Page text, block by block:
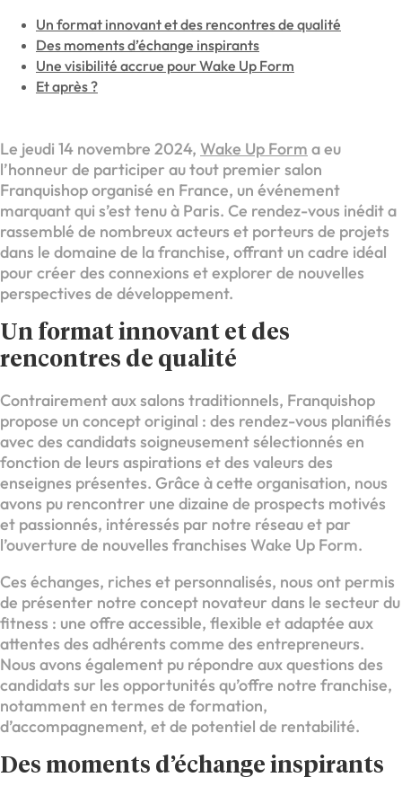
Un format innovant et des rencontres de qualité
Des moments d’échange inspirants
Une visibilité accrue pour Wake Up Form
Et après ?
Le jeudi 14 novembre 2024, Wake Up Form a eu
l’honneur de participer au tout premier salon
Franquishop organisé en France, un événement
marquant qui s’est tenu à Paris. Ce rendez-vous inédit a
rassemblé de nombreux acteurs et porteurs de projets
dans le domaine de la franchise, offrant un cadre idéal
pour créer des connexions et explorer de nouvelles
perspectives de développement.
Un format innovant et des
rencontres de qualité
Contrairement aux salons traditionnels, Franquishop
propose un concept original : des rendez-vous planifiés
avec des candidats soigneusement sélectionnés en
fonction de leurs aspirations et des valeurs des
enseignes présentes. Grâce à cette organisation, nous
avons pu rencontrer une dizaine de prospects motivés
et passionnés, intéressés par notre réseau et par
l’ouverture de nouvelles franchises Wake Up Form.
Ces échanges, riches et personnalisés, nous ont permis
de présenter notre concept novateur dans le secteur du
fitness : une offre accessible, flexible et adaptée aux
attentes des adhérents comme des entrepreneurs.
Nous avons également pu répondre aux questions des
candidats sur les opportunités qu’offre notre franchise,
notamment en termes de formation,
d’accompagnement, et de potentiel de rentabilité.
Des moments d’échange inspirants